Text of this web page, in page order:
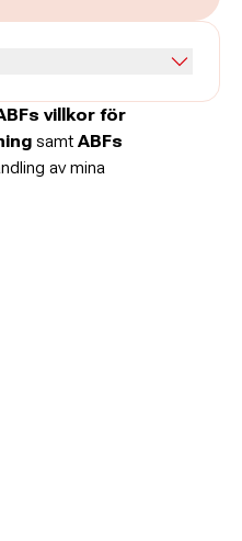
stora och små bokstäver när
villkor för
samt ABFs
av mina